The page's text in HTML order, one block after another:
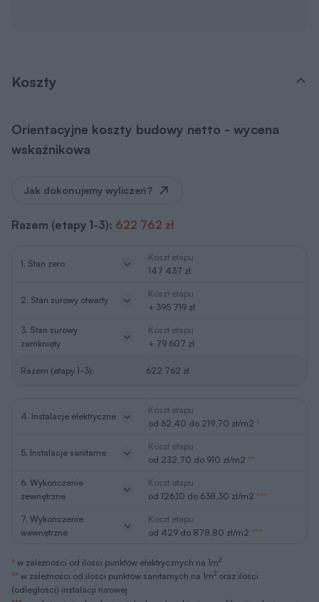
Koszty
Orientacyjne koszty budowy netto - wycena
wskaźnikowa
Jak dokonujemy wyliczeń?
Razem (etapy 1-3): 622 762 zł
1. Stan zero
Koszt etapu
147 437 zł
2. Stan surowy otwarty
Koszt etapu
+ 395 719 zł
3. Stan surowy
zamknięty
Koszt etapu
+ 79 607 zł
Razem (etapy 1-3): 622 762 zł
4. Instalacje elektryczne
Koszt etapu
od 62,40 do 219,70 zł/m2 *
5. Instalacje sanitarne
Koszt etapu
od 232,70 do 910 zł/m2 **
6. Wykończenie
zewnętrzne
Koszt etapu
od 126,10 do 638,30 zł/m2 ***
7. Wykończenie
wewnętrzne
Koszt etapu
od 429 do 878,80 zł/m2 ***
* w zależności od ilości punktów elektrycznych na 1m2
** w zależności od ilości punktów sanitarnych na 1m2 oraz ilości
(odległości) instalacji rurowej